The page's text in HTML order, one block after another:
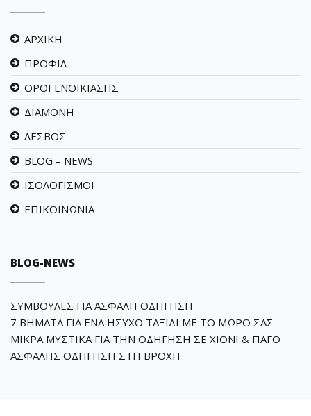
ΑΡΧΙΚΗ
ΠΡΟΦΙΛ
ΟΡΟΙ ΕΝΟΙΚΙΑΣΗΣ
ΔΙΑΜΟΝΗ
ΛΕΣΒΟΣ
BLOG – NEWS
ΙΣΟΛΟΓΙΣΜΟΙ
ΕΠΙΚΟΙΝΩΝΙΑ
BLOG-NEWS
ΣΥΜΒΟΥΛΕΣ ΓΙΑ ΑΣΦΑΛΗ ΟΔΗΓΗΣΗ
7 ΒΗΜΑΤΑ ΓΙΑ ΕΝΑ ΗΣΥΧΟ ΤΑΞΙΔΙ ΜΕ ΤΟ ΜΩΡΟ ΣΑΣ
ΜΙΚΡΑ ΜΥΣΤΙΚΑ ΓΙΑ ΤΗΝ ΟΔΗΓΗΣΗ ΣΕ ΧΙΟΝΙ & ΠΑΓΟ
ΑΣΦΑΛΗΣ ΟΔΗΓΗΣΗ ΣΤΗ ΒΡΟΧΗ